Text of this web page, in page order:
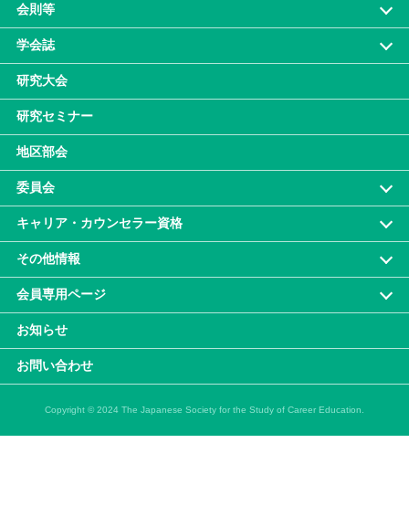
会則等
学会誌
研究大会
研究セミナー
地区部会
委員会
キャリア・カウンセラー資格
その他情報
会員専⽤ページ
お知らせ
お問い合わせ
Copyright © 2024 The Japanese Society for the Study of Career Education.